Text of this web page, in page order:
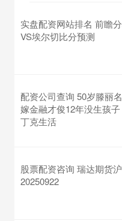
实盘配资网站排名 前瞻
VS埃尔切比分预测
配资公司查询 50岁滕丽
嫁金融才俊12年没生孩
丁克生活
股票配资咨询 瑞达期货
20250922